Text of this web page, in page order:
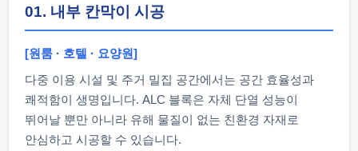
01. 내부 칸막이 시공
[원룸 · 호텔 · 요양원]
다중 이용 시설 및 주거 밀집 공간에서는 공간 효율성과
쾌적함이 생명입니다. ALC 블록은 자체 단열 성능이
뛰어날 뿐만 아니라 유해 물질이 없는 친환경 자재로
안심하고 시공할 수 있습니다.